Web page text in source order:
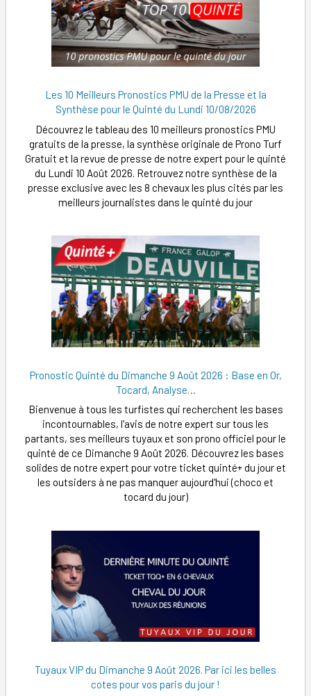
Les 10 Meilleurs Pronostics PMU de la Presse et la
Synthèse pour le Quinté du Lundi 10/08/2026
Découvrez le tableau des 10 meilleurs pronostics PMU
gratuits de la presse, la synthèse originale de Prono Turf
Gratuit et la revue de presse de notre expert pour le quinté
du Lundi 10 Août 2026. Retrouvez notre synthèse de la
presse exclusive avec les 8 chevaux les plus cités par les
meilleurs journalistes dans le quinté du jour
Pronostic Quinté du Dimanche 9 Août 2026 : Base en Or,
Tocard, Analyse…
Bienvenue à tous les turfistes qui recherchent les bases
incontournables, l'avis de notre expert sur tous les
partants, ses meilleurs tuyaux et son prono officiel pour le
quinté de ce Dimanche 9 Août 2026. Découvrez les bases
solides de notre expert pour votre ticket quinté+ du jour et
les outsiders à ne pas manquer aujourd'hui (choco et
tocard du jour)
Tuyaux VIP du Dimanche 9 Août 2026. Par ici les belles
cotes pour vos paris du jour !